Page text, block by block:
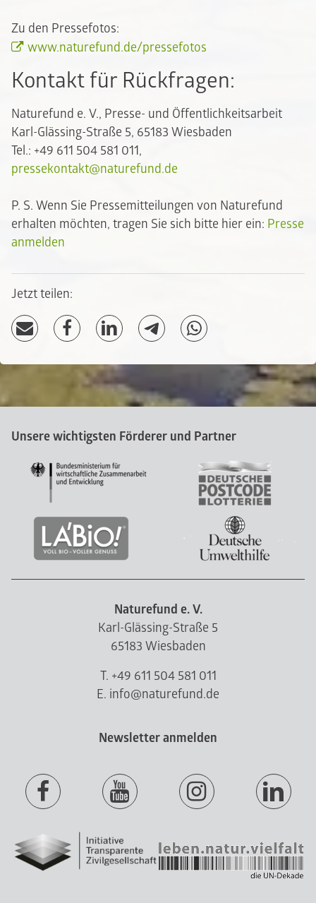
Zu den Pressefotos:
www.naturefund.de/pressefotos
Kontakt für Rückfragen:
Naturefund e. V., Presse- und Öffentlichkeitsarbeit
Karl-Glässing-Straße 5, 65183 Wiesbaden
Tel.: +49 611 504 581 011,
pressekontakt@naturefund.de
P. S. Wenn Sie Pressemitteilungen von Naturefund
erhalten möchten, tragen Sie sich bitte hier ein: Presse
anmelden
Jetzt teilen:
Unsere wichtigsten Förderer und Partner
Naturefund e. V.
Karl-Glässing-Straße 5
65183 Wiesbaden
T. +49 611 504 581 011
E. info@naturefund.de
Newsletter anmelden